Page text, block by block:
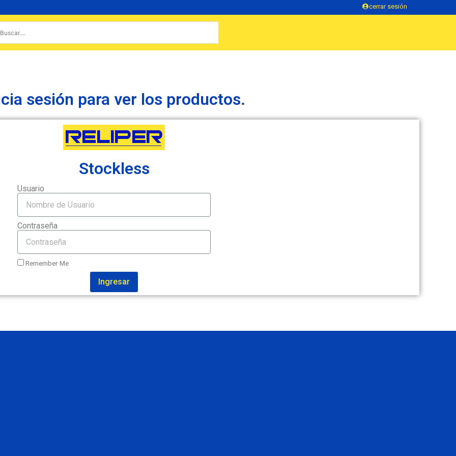
cerrar sesión
sesión para ver los productos.
Stockless
Usuario
Contraseña
Remember Me
Ingresar